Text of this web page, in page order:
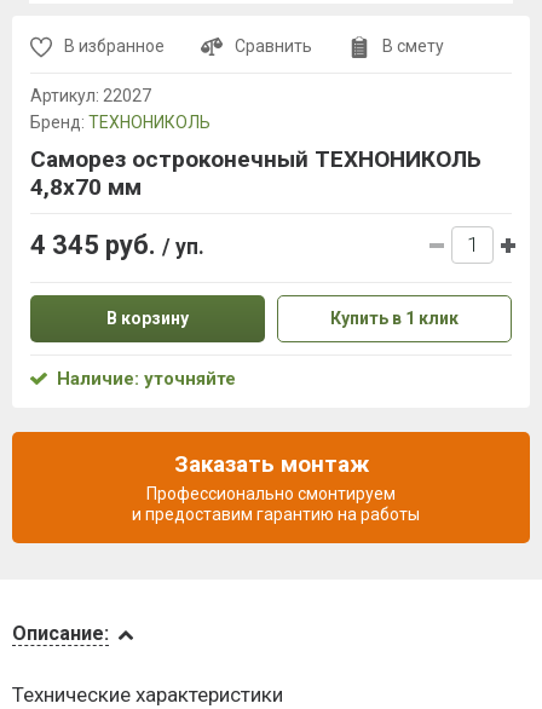
и оплата
Описание:
Технические характеристики
В избранное Сравнить В смету
Артикул: 22027
Бренд: ТЕХНОНИКОЛЬ
Саморез остроконечный ТЕХНОНИКОЛЬ
4,8х70 мм
4 345 руб. / уп.
В корзину Купить в 1 клик
Наличие: уточняйте
Заказать монтаж
Профессионально смонтируем
и предоставим гарантию на работы